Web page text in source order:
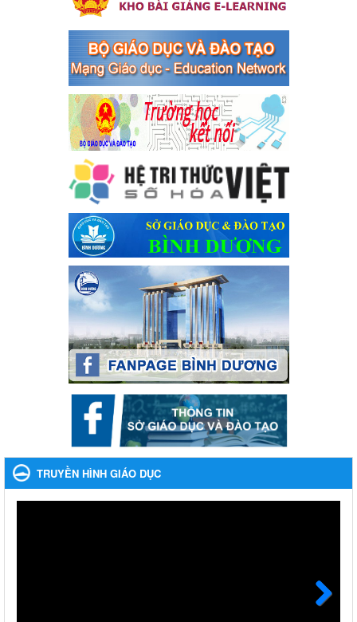
bàn thị xã Bến Cát
Kế hoạch Triển khai công tác tuyên truyền, đảm bảo trật tự, an
toàn giao thông năm 2024 tại các cơ sở giáo dục trên địa bàn thị
Ngày ban hành: 04/03/2024
Kế hoạch thực hiện Chỉ thị số 16/CT-TTg ngày 27/05/2023
của Thủ tướng Chính phủ về tăng cường phòng ngừa, đấu
tranh tội phạm, vi phạm pháp luật liên quan đến hoạt động
tổ chức đánh bạc và đánh bạc
Kế hoạch thực hiện Chỉ thị số 16/CT-TTg ngày 27/05/2023 của
Thủ tướng Chính phủ về tăng cường phòng ngừa, đấu tranh tội
phạm, vi phạm pháp luật liên quan đến hoạt động tổ chức đánh
bạc và đánh bạc
Ngày ban hành: 04/03/2024
Kế hoạch Tổ chức Hội trại truyền thống học sinh thị xã Bến
Cát Lần thứ VIII, năm học 2023-2024
Kế hoạch Tổ chức Hội trại truyền thống học sinh thị xã Bến Cát
Lần thứ VIII, năm học 2023-2024
Ngày ban hành: 28/12/2023
Phối hợp rà soát nhu cầu tiêm vắc xin phòng Covid 19
Phối hợp rà soát nhu cầu tiêm vắc xin phòng Covid 19
Ngày ban hành: 22/11/2023
Phát động, triển khai Cuộc thi " An toàn giao thông cho nụ
cười ngày mai" dành cho học sinh và giáo viên trung học
năm học 2023-2024
Phát động, triển khai Cuộc thi " An toàn giao thông cho nụ cười
Nhắc nhỡ thực hiện thanh toán không dùng tiền mặt các
khoản thu trong nhà trường năm học 2023-2024 và các năm
TRUYỀN HÌNH GIÁO DỤC